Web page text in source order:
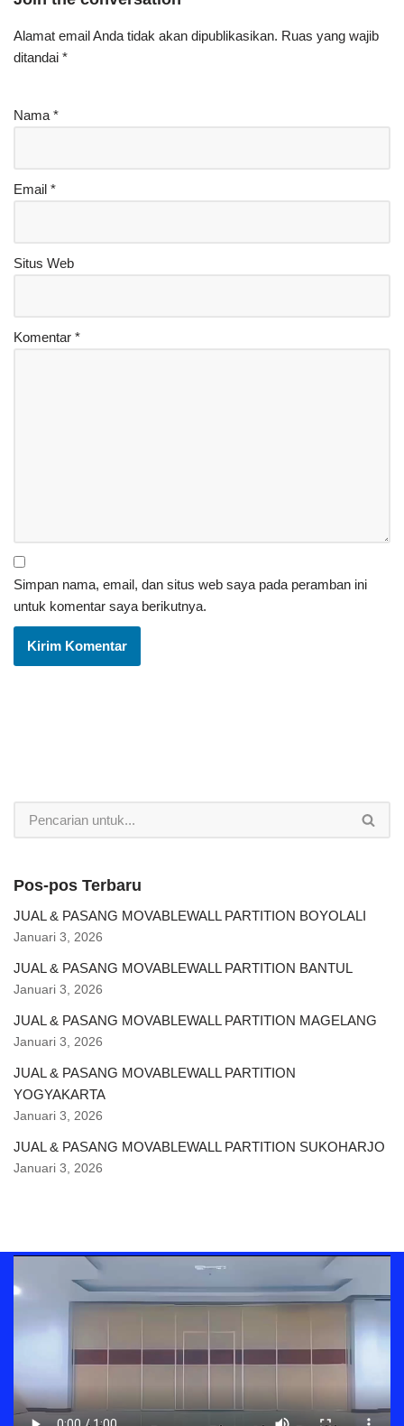
Alamat email Anda tidak akan dipublikasikan. Ruas yang wajib
ditandai *
Nama *
Email *
Situs Web
Komentar *
Simpan nama, email, dan situs web saya pada peramban ini
untuk komentar saya berikutnya.
Pos-pos Terbaru
JUAL & PASANG MOVABLEWALL PARTITION BOYOLALI
Januari 3, 2026
JUAL & PASANG MOVABLEWALL PARTITION BANTUL
Januari 3, 2026
JUAL & PASANG MOVABLEWALL PARTITION MAGELANG
Januari 3, 2026
JUAL & PASANG MOVABLEWALL PARTITION
YOGYAKARTA
Januari 3, 2026
JUAL & PASANG MOVABLEWALL PARTITION SUKOHARJO
Januari 3, 2026